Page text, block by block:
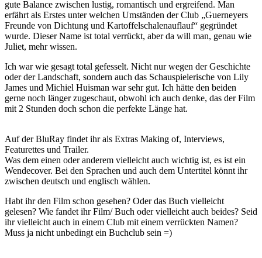
gute Balance zwischen lustig, romantisch und ergreifend. Man
erfährt als Erstes unter welchen Umständen der Club „Guerneyers
Freunde von Dichtung und Kartoffelschalenauflauf“ gegründet
wurde. Dieser Name ist total verrückt, aber da will man, genau wie
Juliet, mehr wissen.
Ich war wie gesagt total gefesselt. Nicht nur wegen der Geschichte
oder der Landschaft, sondern auch das Schauspielerische von Lily
James und Michiel Huisman war sehr gut. Ich hätte den beiden
gerne noch länger zugeschaut, obwohl ich auch denke, das der Film
mit 2 Stunden doch schon die perfekte Länge hat.
Auf der BluRay findet ihr als Extras Making of, Interviews,
Featurettes und Trailer.
Was dem einen oder anderem vielleicht auch wichtig ist, es ist ein
Wendecover. Bei den Sprachen und auch dem Untertitel könnt ihr
zwischen deutsch und englisch wählen.
Habt ihr den Film schon gesehen? Oder das Buch vielleicht
gelesen? Wie fandet ihr Film/ Buch oder vielleicht auch beides? Seid
ihr vielleicht auch in einem Club mit einem verrückten Namen?
Muss ja nicht unbedingt ein Buchclub sein =)